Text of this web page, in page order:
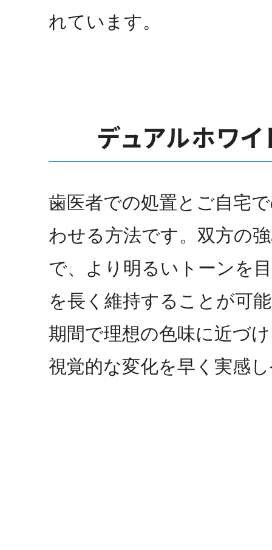
れています。
デュアルホワ
歯医者での処置とご自宅
わせる方法です。双方の
で、より明るいトーンを
を長く維持することが可
期間で理想の色味に近づ
視覚的な変化を早く実感